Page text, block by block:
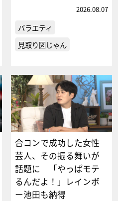
2026.08.07
バラエティ
見取り図じゃん
合コンで成功した女性
芸人、その振る舞いが
話題に 「やっぱモテ
るんだよ！」レインボ
ー池田も納得